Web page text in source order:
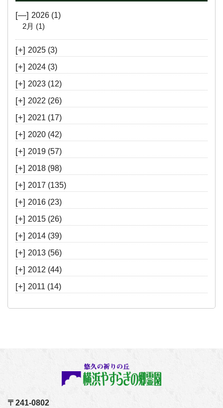
[—] 2026 (1)
2月 (1)
[+] 2025 (3)
[+] 2024 (3)
[+] 2023 (12)
[+] 2022 (26)
[+] 2021 (17)
[+] 2020 (42)
[+] 2019 (57)
[+] 2018 (98)
[+] 2017 (135)
[+] 2016 (23)
[+] 2015 (26)
[+] 2014 (39)
[+] 2013 (56)
[+] 2012 (44)
[+] 2011 (14)
〒241-0802